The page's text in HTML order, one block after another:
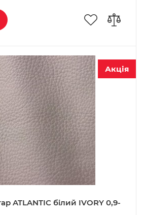
Акція
ATLANTIC білий IVORY 0,9-